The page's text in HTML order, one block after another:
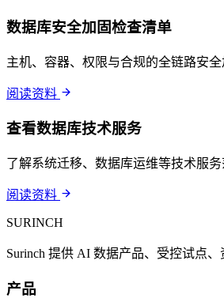
数据库安全加固检查清单
主机、容器、权限与合规的全链路安全
阅读资料
查看数据库技术服务
了解系统迁移、数据库运维等技术服务
阅读资料
SURINCH
Surinch 提供 AI 数据产品、受控试点、
产品